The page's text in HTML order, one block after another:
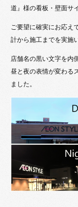
道』様の看板・壁面サ
ご要望に確実にお応え
計から施工までを実施
店舗名の黒い文字を内
昼と夜の表情が変わる
ました。